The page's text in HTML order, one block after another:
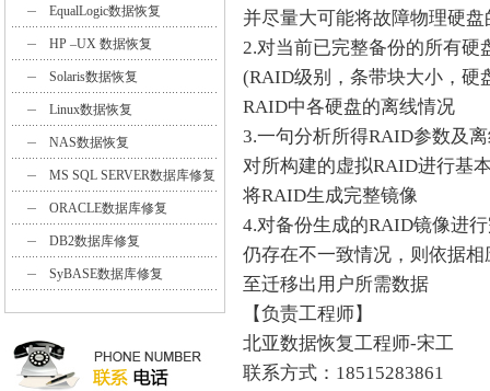
EqualLogic数据恢复
HP –UX 数据恢复
Solaris数据恢复
Linux数据恢复
NAS数据恢复
MS SQL SERVER数据库修复
ORACLE数据库修复
DB2数据库修复
SyBASE数据库修复
并尽量大可能将故障物理硬
2.对当前已完整备份的所有
(RAID级别，条带块大小，硬
RAID中各硬盘的离线情况
3.一句分析所得RAID参数及
对所构建的虚拟RAID进行基
将RAID生成完整镜像
4.对备份生成的RAID镜像进
仍存在不一致情况，则依据
至迁移出用户所需数据
【负责工程师】
北亚数据恢复工程师-宋工
联系方式：18515283861